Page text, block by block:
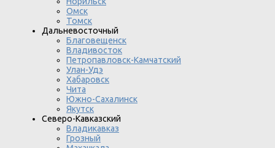
Омск
Томск
Дальневосточный
Благовещенск
Владивосток
Петропавловск-Камчатский
Улан-Удэ
Хабаровск
Чита
Южно-Сахалинск
Якутск
Северо-Кавказский
Владикавказ
Грозный